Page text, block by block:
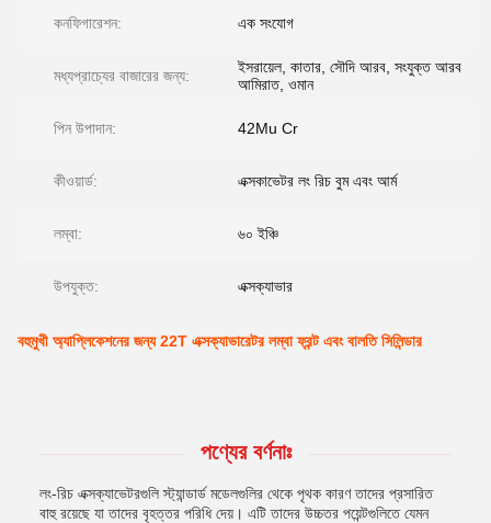
কনফিগারেশন: এক সংযোগ
মধ্যপ্রাচ্যের বাজারের জন্য:
ইসরায়েল, কাতার, সৌদি আরব, সংযুক্ত আরব
আমিরাত, ওমান
পিন উপাদান: 42Mu Cr
কীওয়ার্ড: এক্সকাভেটর লং রিচ বুম এবং আর্ম
লম্বা: ৬০ ইঞ্চি
উপযুক্ত: এক্সক্যাভার
বহুমুখী অ্যাপ্লিকেশনের জন্য 22T এক্সক্যাভারেটর লম্বা ফ্রন্ট এবং বালতি সিলিন্ডার
পণ্যের বর্ণনাঃ
লং-রিচ এক্সক্যাভেটরগুলি স্ট্যান্ডার্ড মডেলগুলির থেকে পৃথক কারণ তাদের প্রসারিত
বাহু রয়েছে যা তাদের বৃহত্তর পরিধি দেয়। এটি তাদের উচ্চতর পয়েন্টগুলিতে যেমন